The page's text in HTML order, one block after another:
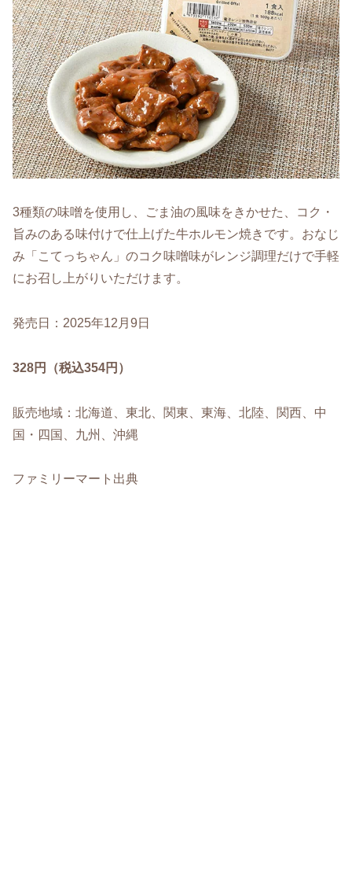
3種類の味噌を使用し、ごま油の風味をきかせた、コク・
旨みのある味付けで仕上げた牛ホルモン焼きです。おなじ
み「こてっちゃん」のコク味噌味がレンジ調理だけで手軽
にお召し上がりいただけます。
発売日：2025年12月9日
328円（税込354円）
販売地域：北海道、東北、関東、東海、北陸、関西、中
国・四国、九州、沖縄
ファミリーマート出典